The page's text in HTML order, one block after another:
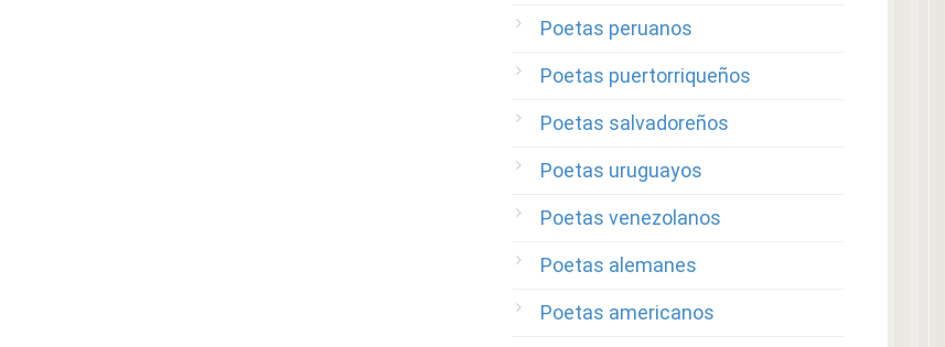
Poetas peruanos
Poetas puertorriqueños
Poetas salvadoreños
Poetas uruguayos
Poetas venezolanos
Poetas alemanes
Poetas americanos